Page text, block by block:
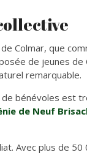
Colmar, que
de jeunes
remarquable.
bénévoles est
de Neuf
Avec plus de